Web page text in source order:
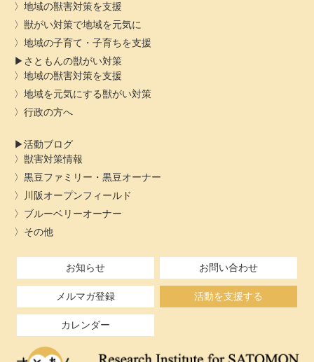
地域の獣害対策を支援
獣がい対策で地域を元気に
地域の子育て・子育ちを支援
さともんの獣がい対策
地域の獣害対策を支援
地域を元気にする獣がい対策
行政の方へ
活動ブログ
獣害対策情報
黒豆ファミリー・黒豆オーナー
川阪オープンフィールド
ブルーベリーオーナー
その他
お知らせ お問い合わせ
メルマガ登録 活動を支援する
カレンダー